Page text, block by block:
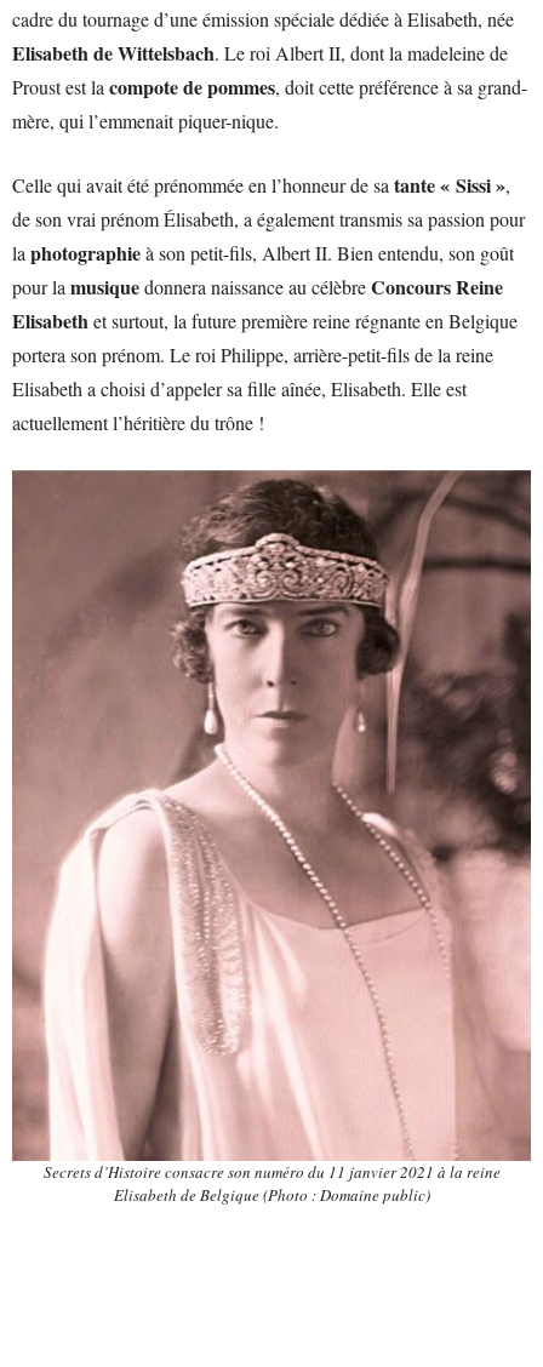
cadre du tournage d’une émission spéciale dédiée à Elisabeth, née
Elisabeth de Wittelsbach. Le roi Albert II, dont la madeleine de
Proust est la compote de pommes, doit cette préférence à sa grand-
mère, qui l’emmenait piquer-nique.
Celle qui avait été prénommée en l’honneur de sa tante « Sissi »,
de son vrai prénom Élisabeth, a également transmis sa passion pour
la photographieà son petit-fils, Albert II. Bien entendu, son goût
pour la musiquedonnera naissance au célèbreConcours Reine
Elisabethet surtout, la future première reine régnante en Belgique
portera son prénom. Le roi Philippe, arrière-petit-fils de la reine
Elisabeth a choisi d’appeler sa fille aînée, Elisabeth. Elle est
actuellement l’héritière du trône !
Secrets d’Histoire consacre son numéro du 11 janvier 2021 à la reine
Elisabeth de Belgique (Photo : Domaine public)